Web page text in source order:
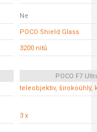
Ne
POCO Shield Glass
3200 nitů
POCO F7
teleobjektiv, širokoúhlý,
3 x